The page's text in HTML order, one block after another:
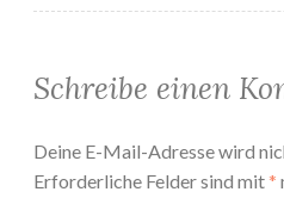
Schreibe einen
Deine E-Mail-Adresse wird
Erforderliche Felder sind mit*